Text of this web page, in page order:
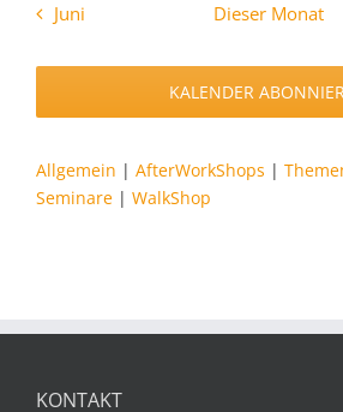
Juni Dieser Monat
KALENDER
Allgemein | AfterWorkShops |
Seminare | WalkShop
KONTAKT